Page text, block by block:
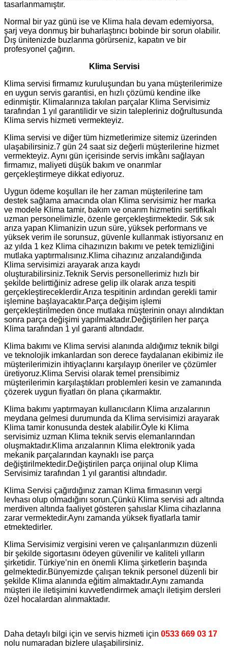
tasarlanmamıştır.
Normal bir yaz günü ise ve Klima hala devam edemiyorsa,
şarj veya donmuş bir buharlaştırıcı bobinde bir sorun olabilir.
Dış ünitenizde buzlanma görürseniz, kapatın ve bir
profesyonel çağırın.
Klima Servisi
Klima servisi firmamız kuruluşundan bu yana müşterilerimize
en uygun servis garantisi, en hızlı çözümü kendine ilke
edinmiştir. Klimalarınıza takılan parçalar Klima Servisimiz
tarafından 1 yıl garantilidir ve sizin talepleriniz doğrultusunda
Klima servis hizmeti vermekteyiz.
Klima servisi ve diğer tüm hizmetlerimize sitemiz üzerinden
ulaşabilirsiniz.7 gün 24 saat siz değerli müşterilerine hizmet
vermekteyiz. Aynı gün içerisinde servis imkânı sağlayan
firmamız, maliyeti düşük bakım ve onarımlar
gerçekleştirmeye dikkat ediyoruz.
Uygun ödeme koşulları ile her zaman müşterilerine tam
destek sağlama amacında olan Klima servisimiz her marka
ve modele Klima tamir, bakım ve onarım hizmetini sertifikalı
uzman personelimizle, özenle gerçekleştirmektedir. Sık sık
arıza yapan Klimanizin uzun süre, yüksek performans ve
yüksek verim ile sorunsuz, güvenle kullanmak istiyorsanız en
az yılda 1 kez Klima cihazınızın bakımı ve petek temizliğini
mutlaka yaptırmalısınız.Klima cihazınız arızalandığında
Klima servisimizi arayarak arıza kaydı
oluşturabilirsiniz.Teknik Servis personellerimiz hızlı bir
şekilde belirttiğiniz adrese gelip ilk olarak arıza tespiti
gerçekleştireceklerdir.Arıza tespitinin ardından gerekli tamir
işlemine başlayacaktır.Parça değişim işlemi
gerçekleştirilmeden önce mutlaka müşterinin onayı alındıktan
sonra parça değişimi yapılmaktadır.Değiştirilen her parça
Klima tarafından 1 yıl garanti altındadır.
Klima bakımı ve Klima servisi alanında aldığımız teknik bilgi
ve teknolojik imkanlardan son derece faydalanan ekibimiz ile
müşterilerimizin ihtiyaçlarını karşılayıp öneriler ve çözümler
üretiyoruz.Klima Servisi olarak temel prensibimiz
müşterilerimin karşılaştıkları problemleri kesin ve zamanında
çözerek uygun fiyatları ön plana çıkarmaktır.
Klima bakımı yaptırmayan kullanıcıların Klima arızalarının
meydana gelmesi durumunda da Klima servisimizi arayarak
Klima tamir konusunda destek alabilir.Öyle ki Klima
servisimiz uzman Klima teknik servis elemanlarından
oluşmaktadır.Klima arızalarının Klima elektronik yada
mekanik parçalarından kaynaklı ise parça
değiştirilmektedir.Değiştirilen parça orijinal olup Klima
Servisimiz tarafından 1 yıl garantisi altındadır.
Klima Servisi çağırdığınız zaman Klima firmasının vergi
levhası olup olmadığını sorun.Çünkü Klima servisi adı altında
merdiven altında faaliyet gösteren şahıslar Klima cihazlarına
zarar vermektedir.Aynı zamanda yüksek fiyatlarla tamir
etmektedirler.
Klima Servisimiz vergisini veren ve çalışanlarımızın düzenli
bir şekilde sigortasını ödeyen güvenilir ve kaliteli yılların
şirketidir. Türkiye’nin en önemli Klima şirketlerin başında
gelmektedir.Bünyemizde çalışan teknik personel düzenli bir
şekilde Klima alanında eğitim almaktadır.Aynı zamanda
müşteri ile iletişimini kuvvetlendirmek amaçlı iletişim dersleri
özel hocalardan alınmaktadır.
Daha detaylı bilgi için ve servis hizmeti için 0533 669 03 17
nolu numaradan bizlere ulaşabilirsiniz.